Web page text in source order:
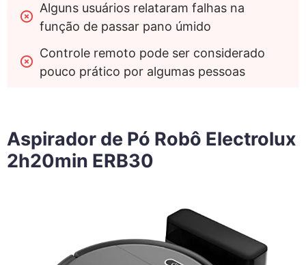
Alguns usuários relataram falhas na
função de passar pano úmido
Controle remoto pode ser considerado
pouco prático por algumas pessoas
Aspirador de Pó Robô Electrolux
2h20min ERB30